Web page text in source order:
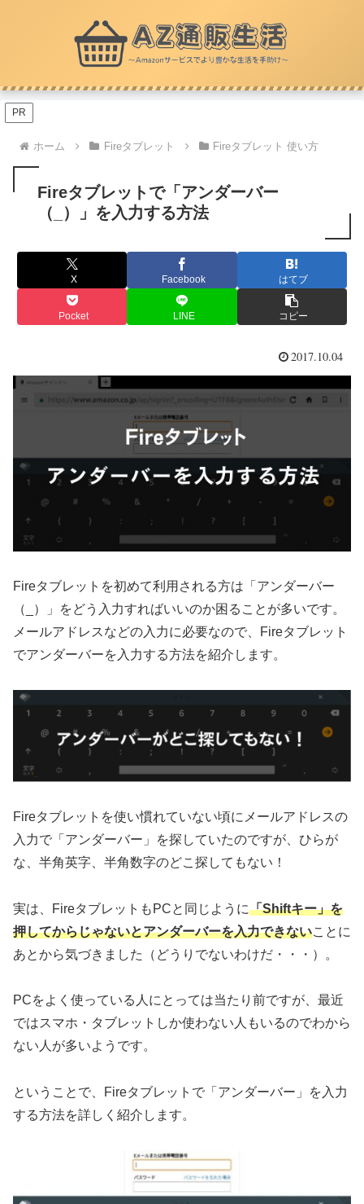
PR
ホーム Fireタブレット Fireタブレット 使い方
Fireタブレットで「アンダーバー
（_）」を入力する方法
X Facebook はてブ
Pocket LINE コピー
2017.10.04
Fireタブレットを初めて利用される方は「アンダーバー
（_）」をどう入力すればいいのか困ることが多いです。
メールアドレスなどの入力に必要なので、Fireタブレット
でアンダーバーを入力する方法を紹介します。
Fireタブレットを使い慣れていない頃にメールアドレスの
入力で「アンダーバー」を探していたのですが、ひらが
な、半角英字、半角数字のどこ探してもない！
実は、FireタブレットもPCと同じように「Shiftキー」を
押してからじゃないとアンダーバーを入力できないことに
あとから気づきました（どうりでないわけだ・・・）。
PCをよく使っている人にとっては当たり前ですが、最近
ではスマホ・タブレットしか使わない人もいるのでわから
ない人が多いようです。
ということで、Fireタブレットで「アンダーバー」を入力
する方法を詳しく紹介します。